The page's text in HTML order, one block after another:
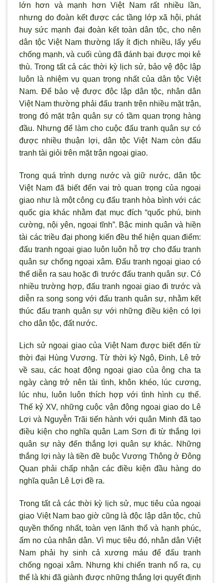
lớn hơn và mạnh hơn Việt Nam rất nhiều lần,
nhưng do đoàn kết được các tầng lớp xã hội, phát
huy sức mạnh đại đoàn kết toàn dân tộc, cho nên
dân tộc Việt Nam thường lấy ít địch nhiều, lấy yếu
chống mạnh, và cuối cùng đã đánh bại được mọi kẻ
thù. Trong tất cả các thời kỳ lịch sử, bảo vệ độc lập
luôn là nhiệm vụ quan trọng nhất của dân tộc Việt
Nam. Để bảo vệ được độc lập dân tộc, nhân dân
Việt Nam thường phải đấu tranh trên nhiều mặt trận,
trong đó mặt trận quân sự có tầm quan trọng hàng
đầu. Nhưng để làm cho cuộc đấu tranh quân sự có
được nhiều thuận lợi, dân tộc Việt Nam còn đấu
tranh tài giỏi trên mặt trận ngoại giao.
Trong quá trình dựng nước và giữ nước, dân tộc
Việt Nam đã biết đến vai trò quan trọng của ngoại
giao như là một công cụ đấu tranh hòa bình với các
quốc gia khác nhằm đạt mục đích “quốc phú, binh
cường, nội yên, ngoại tĩnh”. Bậc minh quân và hiền
tài các triều đại phong kiến đều thể hiện quan điểm:
đấu tranh ngoại giao luôn luôn hỗ trợ cho đấu tranh
quân sự chống ngoại xâm. Đấu tranh ngoại giao có
thể diễn ra sau hoặc đi trước đấu tranh quân sự. Có
nhiều trường hợp, đấu tranh ngoại giao đi trước và
diễn ra song song với đấu tranh quân sự, nhằm kết
thúc đấu tranh quân sự với những điều kiện có lợi
cho dân tộc, đất nước.
Lịch sử ngoại giao của Việt Nam được biết đến từ
thời đại Hùng Vương. Từ thời kỳ Ngô, Đinh, Lê trở
về sau, các hoạt động ngoại giao của ông cha ta
ngày càng trở nên tài tình, khôn khéo, lúc cương,
lúc nhu, luôn luôn thích hợp với tình hình cụ thể.
Thế kỷ XV, những cuộc vận động ngoại giao do Lê
Lợi và Nguyễn Trãi tiến hành với quân Minh đã tạo
điều kiện cho nghĩa quân Lam Sơn đi từ thắng lợi
quân sự này đến thắng lợi quân sự khác. Những
thắng lợi này là tiền đề buộc Vương Thông ở Đông
Quan phải chấp nhận các điều kiện đầu hàng do
nghĩa quân Lê Lợi đề ra.
Trong tất cả các thời kỳ lịch sử, mục tiêu của ngoại
giao Việt Nam bao giờ cũng là độc lập dân tộc, chủ
quyền thống nhất, toàn vẹn lãnh thổ và hạnh phúc,
ấm no của nhân dân. Vì mục tiêu đó, nhân dân Việt
Nam phải hy sinh cả xương máu để đấu tranh
chống ngoại xâm. Nhưng khi chiến tranh nổ ra, cụ
thể là khi đã giành được những thắng lợi quyết định